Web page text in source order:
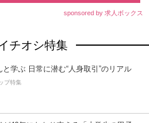
sponsored by 求人ボックス
チオシ特集
と学ぶ 日常に潜む“人身取引”のリアル
プ特集